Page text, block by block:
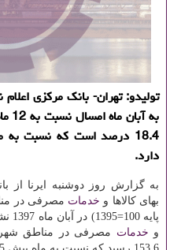
دارد.
به گزارش روز دوشنبه ایرنا از
بهای كالاها و خدمات مصرفی در
و خدمات